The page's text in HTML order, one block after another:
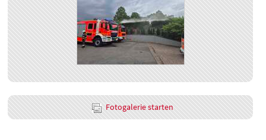
Fotogalerie starten